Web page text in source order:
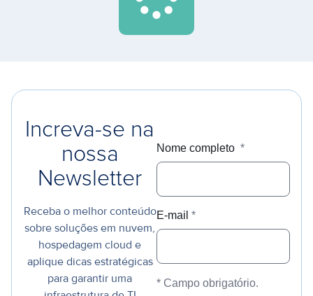
Increva-se na
nossa
Newsletter
Receba o melhor conteúdo
sobre soluções em nuvem,
hospedagem cloud e
aplique dicas estratégicas
para garantir uma
Nome completo *
E-mail *
* Campo obrigatório.